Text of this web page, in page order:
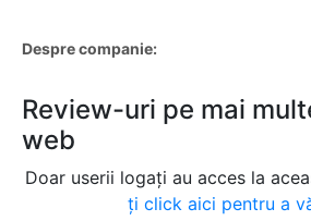
Despre companie:
Review-uri pe mai
web
Doar userii logați au acces la
ți click aici pentru a